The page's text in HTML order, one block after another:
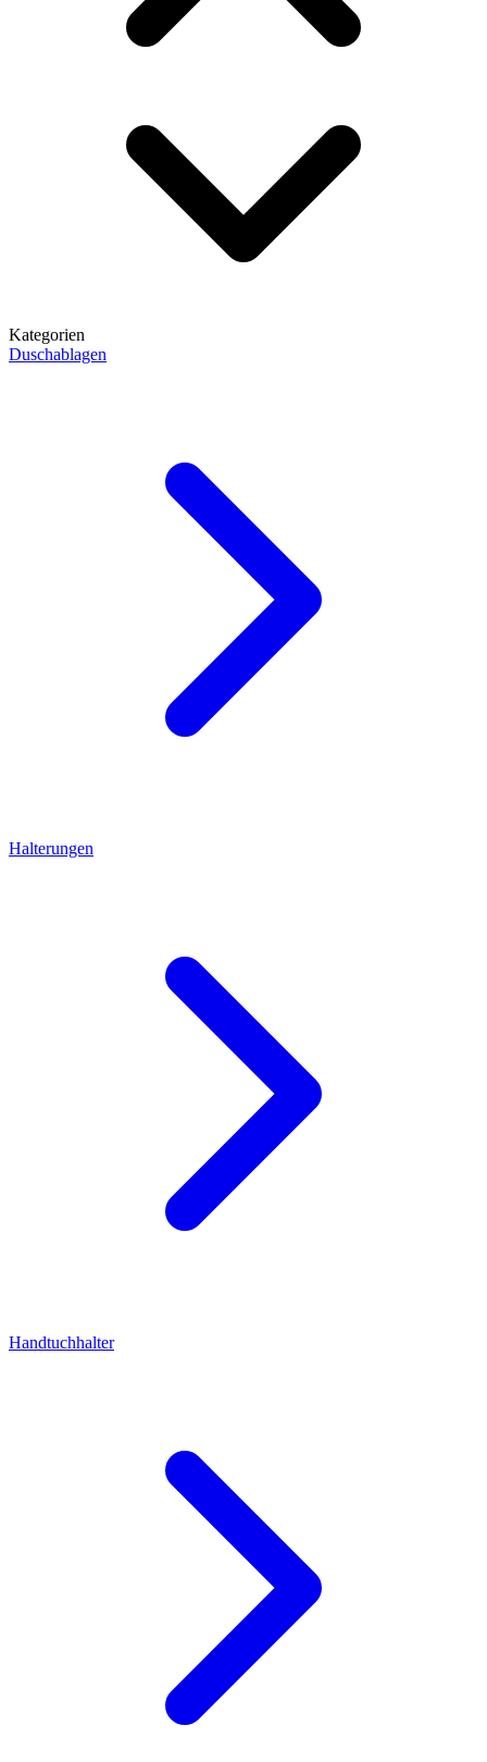
Kategorien
Duschablagen
Halterungen
Handtuchhalter